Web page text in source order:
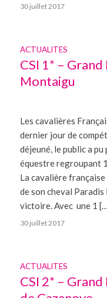
30 juillet 2017
ACTUALITES
CSI 1* –
Montaigu
Les cavalières
dernier jour de
déjeuné, le public a
équestre regroupant
La cavalière
de son cheval
victoire. Avec une 1
30 juillet 2017
ACTUALITES
CSI 2* – Grand